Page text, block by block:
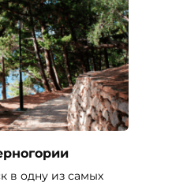
в одну из самых